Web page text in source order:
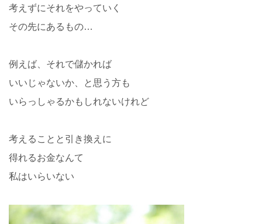
考えずにそれをやっていく
その先にあるもの…
例えば、それで儲かれば
いいじゃないか、と思う方も
いらっしゃるかもしれないけれど
考えることと引き換えに
得れるお金なんて
私はいらいない